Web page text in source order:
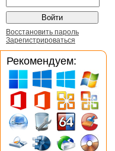
Восстановить пароль
Зарегистрироваться
Рекомендуем: